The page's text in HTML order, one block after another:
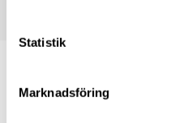
Statistik
Marknadsföring